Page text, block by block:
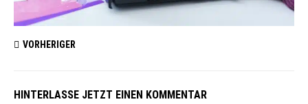
VORHERIGER
HINTERLASSE JETZT EINEN KOMMENTAR